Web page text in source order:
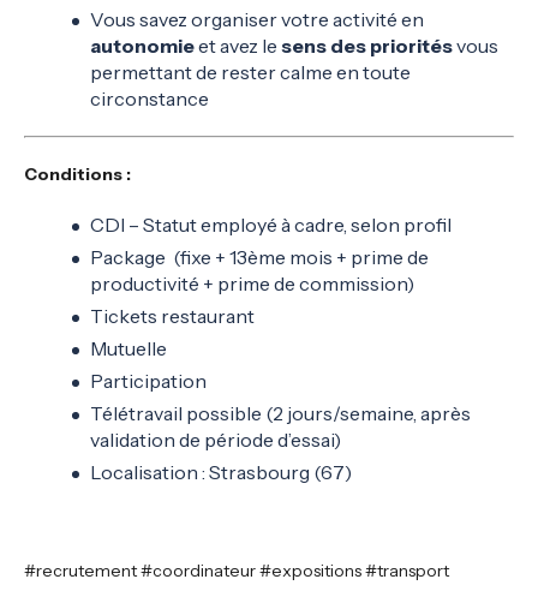
Vous savez organiser votre activité en
autonomieet avez le sens des prioritésvous
permettant de rester calme en toute
circonstance
Conditions :
CDI – Statut employé à cadre, selon profil
Package (fixe + 13ème mois + prime de
productivité + prime de commission)
Tickets restaurant
Mutuelle
Participation
Télétravail possible (2 jours/semaine, après
validation de période d’essai)
Localisation : Strasbourg (67)
#recrutement #coordinateur #expositions #transport